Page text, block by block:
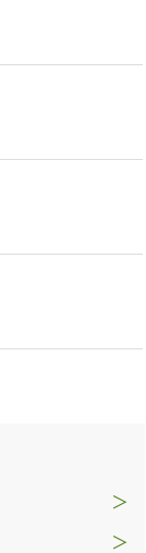
＞
＞